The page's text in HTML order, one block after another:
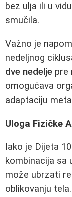
bez ulja ili u
smučila.
Važno je
nedeljnog
dve nedelje pre
omogućava
adaptaciju
Uloga Fizičke
Iako je Dijeta
kombinacija sa
može ubrzati
oblikovanju